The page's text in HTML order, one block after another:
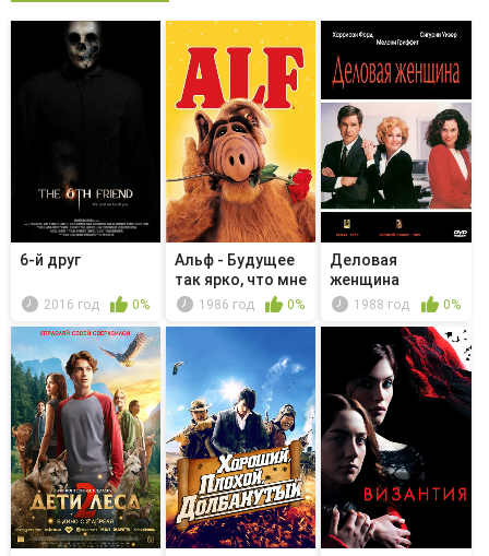
6-й друг
2016 год 0%
Альф - Будущее
так ярко, что мне
нужн...1986 год 0%
Деловая
женщина
1988 год 0%